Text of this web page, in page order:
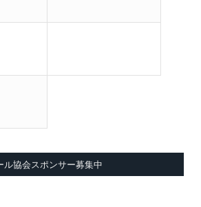
ル協会スポンサー募集中